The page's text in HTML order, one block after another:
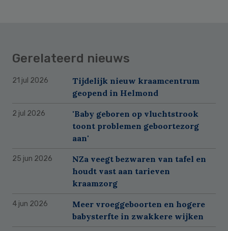
Gerelateerd nieuws
21 jul 2026
Tijdelijk nieuw kraamcentrum
geopend in Helmond
2 jul 2026
'Baby geboren op vluchtstrook
toont problemen geboortezorg
aan'
25 jun 2026
NZa veegt bezwaren van tafel en
houdt vast aan tarieven
kraamzorg
4 jun 2026
Meer vroeggeboorten en hogere
babysterfte in zwakkere wijken